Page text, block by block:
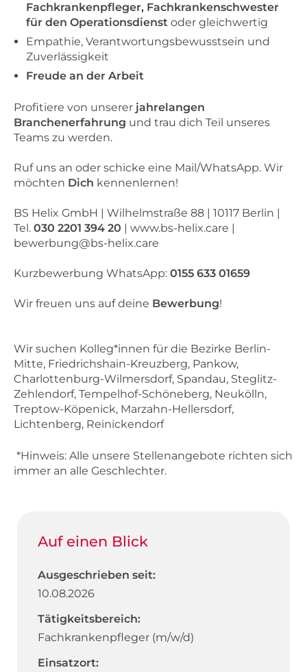
Fachkrankenpfleger, Fachkrankenschwester
für den Operationsdienst oder gleichwertig
Empathie, Verantwortungsbewusstsein und
Zuverlässigkeit
Freude an der Arbeit
Profitiere von unserer jahrelangen
Branchenerfahrung und trau dich Teil unseres
Teams zu werden.
Ruf uns an oder schicke eine Mail/WhatsApp. Wir
möchten Dich kennenlernen!
BS Helix GmbH | Wilhelmstraße 88 | 10117 Berlin |
Tel. 030 2201 394 20 | www.bs-helix.care |
bewerbung@bs-helix.care
Kurzbewerbung WhatsApp: 0155 633 01659
Wir freuen uns auf deine Bewerbung!
Wir suchen Kolleg*innen für die Bezirke Berlin-
Mitte, Friedrichshain-Kreuzberg, Pankow,
Charlottenburg-Wilmersdorf, Spandau, Steglitz-
Zehlendorf, Tempelhof-Schöneberg, Neukölln,
Treptow-Köpenick, Marzahn-Hellersdorf,
Lichtenberg, Reinickendorf
*Hinweis: Alle unsere Stellenangebote richten sich
immer an alle Geschlechter.
Auf einen Blick
Ausgeschrieben seit:
10.08.2026
Tätigkeitsbereich:
Fachkrankenpfleger (m/w/d)
Einsatzort: